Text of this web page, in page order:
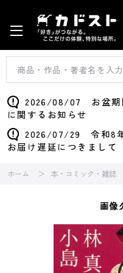
2026/08/07 お盆期
に関するお知らせ
2026/07/29 令和8年
お届け遅延につきまして
ホーム 本・コミック・雑誌
画像